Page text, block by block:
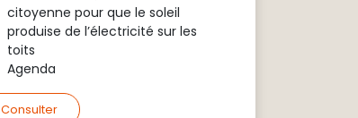
citoyenne pour que le soleil
produise de l’électricité sur les
toits
Agenda
Consulter